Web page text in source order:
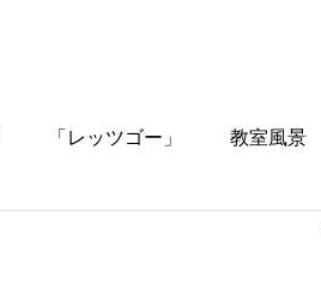
「レッツゴー」 教室風景